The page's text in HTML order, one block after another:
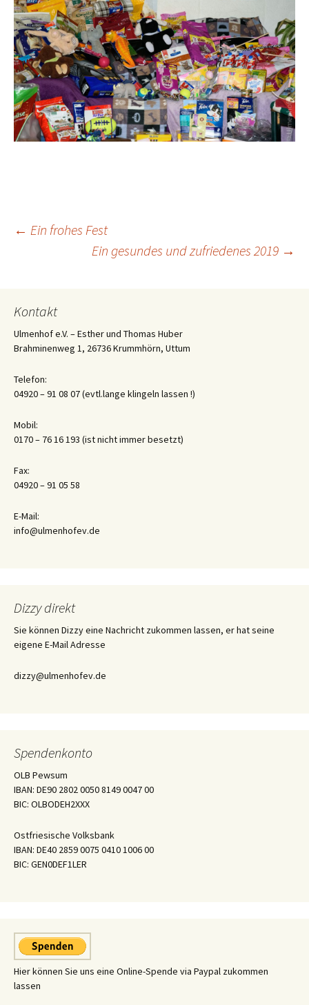
Beitrags-
← Ein frohes Fest
Ein gesundes und zufriedenes 2019 →
Kontakt
Ulmenhof e.V. – Esther und Thomas Huber
Brahminenweg 1, 26736 Krummhörn, Uttum
Telefon:
04920 – 91 08 07 (evtl.lange klingeln lassen !)
Mobil:
0170 – 76 16 193 (ist nicht immer besetzt)
Fax:
04920 – 91 05 58
E-Mail:
info@ulmenhofev.de
Dizzy direkt
Sie können Dizzy eine Nachricht zukommen lassen, er hat seine
eigene E-Mail Adresse
dizzy@ulmenhofev.de
Spendenkonto
OLB Pewsum
IBAN: DE90 2802 0050 8149 0047 00
BIC: OLBODEH2XXX
Ostfriesische Volksbank
IBAN: DE40 2859 0075 0410 1006 00
BIC: GEN0DEF1LER
Hier können Sie uns eine Online-Spende via Paypal zukommen
lassen